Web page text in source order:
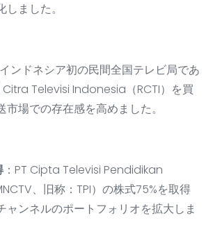
ました。
ンドネシア初の民間全国テレビ局であ
Citra Televisi Indonesia（RCTI）を買
市場での存在感を高めました。
：PT Cipta Televisi Pendidikan
、旧称：TPI）の株式75%を取得
ャンネルのポートフォリオを拡大しま